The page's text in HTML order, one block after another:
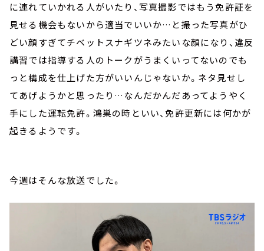
に連れていかれる人がいたり、写真撮影ではもう免許証を
見せる機会もないから適当でいいか…と撮った写真がひ
どい顔すぎてチベットスナギツネみたいな顔になり、違反
講習では指導する人のトークがうまくいってないのでも
っと構成を仕上げた方がいいんじゃないか。ネタ見せし
てあげようかと思ったり…なんだかんだあってようやく
手にした運転免許。鴻巣の時といい、免許更新には何かが
起きるようです。
今週はそんな放送でした。